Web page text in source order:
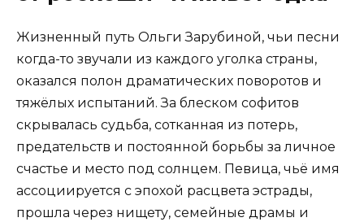
Жизненный путь Ольги Зарубиной, чьи песни
когда-то звучали из каждого уголка страны,
оказался полон драматических поворотов и
тяжёлых испытаний. За блеском софитов
скрывалась судьба, сотканная из потерь,
предательств и постоянной борьбы за личное
счастье и место под солнцем. Певица, чьё имя
ассоциируется с эпохой расцвета эстрады,
прошла через нищету, семейные драмы и